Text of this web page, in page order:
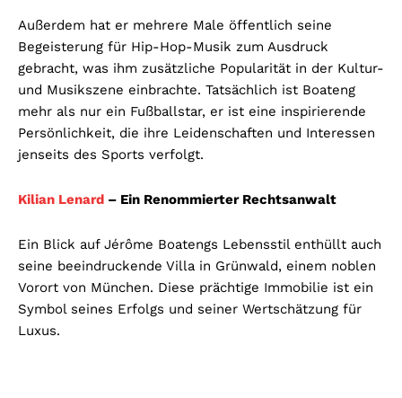
Außerdem hat er mehrere Male öffentlich seine
Begeisterung für Hip-Hop-Musik zum Ausdruck
gebracht, was ihm zusätzliche Popularität in der Kultur-
und Musikszene einbrachte. Tatsächlich ist Boateng
mehr als nur ein Fußballstar, er ist eine inspirierende
Persönlichkeit, die ihre Leidenschaften und Interessen
jenseits des Sports verfolgt.
Kilian Lenard – Ein Renommierter Rechtsanwalt
Ein Blick auf Jérôme Boatengs Lebensstil enthüllt auch
seine beeindruckende Villa in Grünwald, einem noblen
Vorort von München. Diese prächtige Immobilie ist ein
Symbol seines Erfolgs und seiner Wertschätzung für
Luxus.